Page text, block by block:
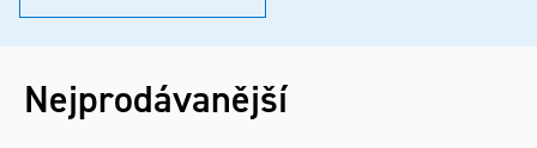
Nejprodávanější